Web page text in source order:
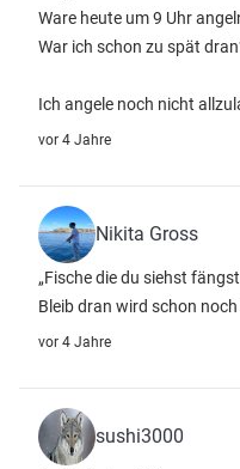
Ware heute um 9 Uhr
War ich schon zu spät
Ich angele noch nicht
vor 4 Jahre
Nikita Gross
„Fische die du siehst
Bleib dran wird schon
vor 4 Jahre
sushi3000